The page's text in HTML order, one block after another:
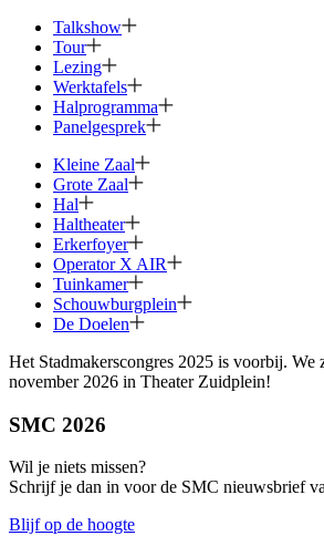
Talkshow
Tour
Lezing
Werktafels
Halprogramma
Panelgesprek
Kleine Zaal
Grote Zaal
Hal
Haltheater
Erkerfoyer
Operator X AIR
Tuinkamer
Schouwburg­plein
De Doelen
Het Stadmakerscongres 2025 is voorbij. We
november 2026 in Theater Zuidplein!
SMC 2026
Wil je niets missen?
Schrijf je dan in voor de SMC nieuwsbrief
Blijf op de hoogte